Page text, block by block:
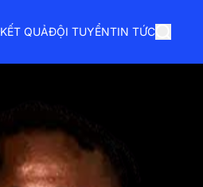
KẾT QUẢĐỘI TUYỂNTIN TỨC